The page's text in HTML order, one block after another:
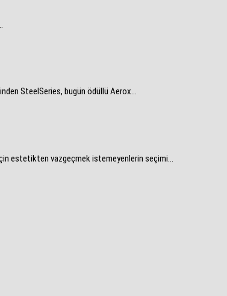
SteelSeries, bugün ödüllü Aerox...
estetikten vazgeçmek istemeyenlerin seçimi...